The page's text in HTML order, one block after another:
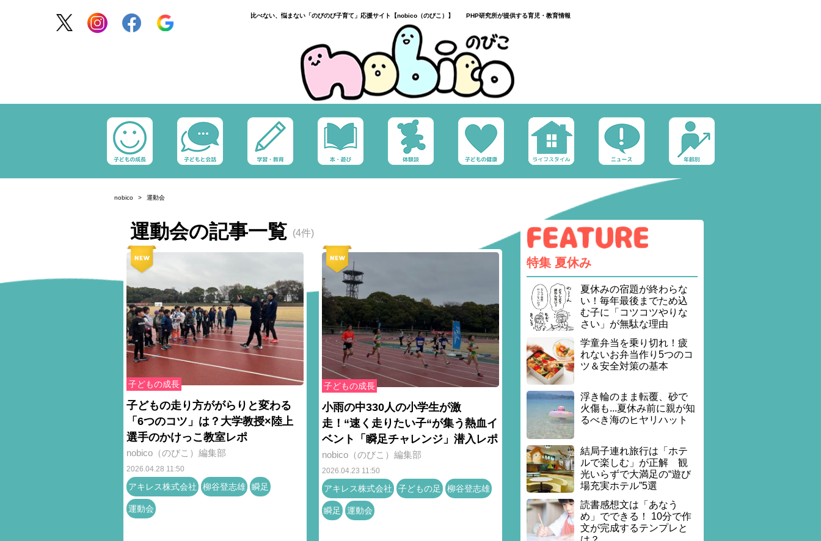
比べない、悩まない「のびのび子育て」応援サイト【nobico（のびこ）】 PHP研究所が提供する育児・教育情報
nobico 運動会
運動会の記事一覧 (4件)
子どもの成長
子どもの走り方ががらりと変わる
「6つのコツ」は？大学教授×陸上
選手のかけっこ教室レポ
nobico（のびこ）編集部
2026.04.28 11:50
アキレス株式会社 柳谷登志雄 瞬足
運動会
子どもの成長
小雨の中330人の小学生が激
走！“速く走りたい子“が集う熱血イ
ベント「瞬足チャレンジ」潜入レポ
nobico（のびこ）編集部
2026.04.23 11:50
アキレス株式会社 子どもの足 柳谷登志雄
瞬足 運動会
特集 夏休み
夏休みの宿題が終わらな
い！毎年最後までため込
む子に「コツコツやりな
さい」が無駄な理由
学童弁当を乗り切れ！疲
れないお弁当作り5つのコ
ツ＆安全対策の基本
浮き輪のまま転覆、砂で
火傷も...夏休み前に親が知
るべき海のヒヤリハット
結局子連れ旅行は「ホテ
ルで楽しむ」が正解 観
光いらずで大満足の“遊び
場充実ホテル”5選
読書感想文は「あなう
め」でできる！ 10分で作
文が完成するテンプレと